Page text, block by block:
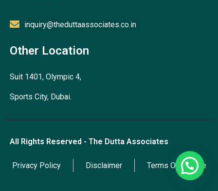
inquiry@theduttaassociates.co.in
Other Location
Suit 1401, Olympic 4,
Sports City, Dubai.
All Rights Reserved - The Dutta Associates
Privacy Policy Disclaimer Terms Of Service